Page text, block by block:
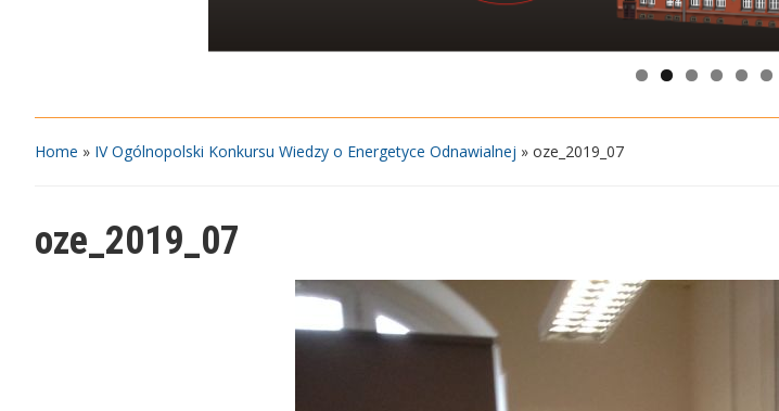
Home » IV Ogólnopolski Konkursu Wiedzy o Energetyce Odnawialnej » oze_2019_07
oze_2019_07